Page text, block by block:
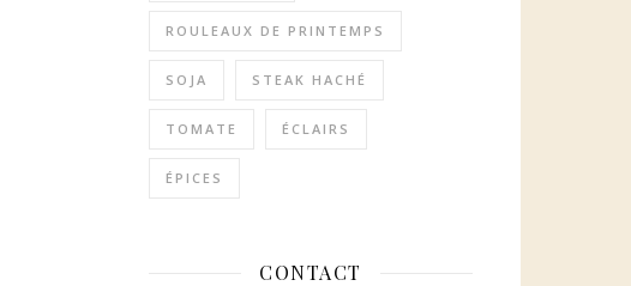
ROULEAUX DE PRINTEMPS
SOJA STEAK HACHÉ
TOMATE ÉCLAIRS
ÉPICES
CONTACT